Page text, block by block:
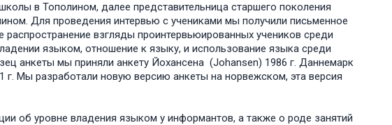
в Тополином, далее представительница старшего поколения
Для проведения интервью с учениками мы получили письменное
взгляды проинтервьюированных учеников среди
языком, отношение к языку, и использование языка среди
анкеты мы приняли анкету Йохансена (Johansen) 1986 г. Даннемарк
Мы разработали новую версию анкеты на норвежском, эта версия
об уровне владения языком у информантов, а также о роде занятий